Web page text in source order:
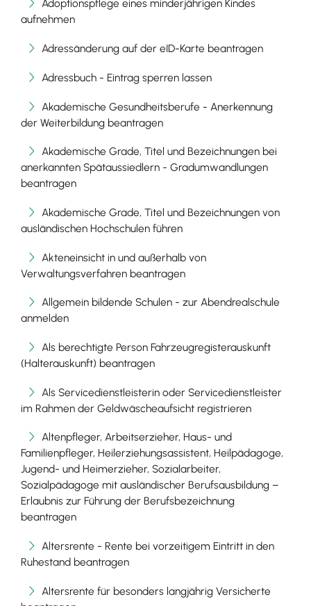
Adoptionspflege eines minderjährigen Kindes
aufnehmen
Adressänderung auf der eID-Karte beantragen
Adressbuch - Eintrag sperren lassen
Akademische Gesundheitsberufe - Anerkennung
der Weiterbildung beantragen
Akademische Grade, Titel und Bezeichnungen bei
anerkannten Spätaussiedlern - Gradumwandlungen
beantragen
Akademische Grade, Titel und Bezeichnungen von
ausländischen Hochschulen führen
Akteneinsicht in und außerhalb von
Verwaltungsverfahren beantragen
Allgemein bildende Schulen - zur Abendrealschule
anmelden
Als berechtigte Person Fahrzeugregisterauskunft
(Halterauskunft) beantragen
Als Servicedienstleisterin oder Servicedienstleister
im Rahmen der Geldwäscheaufsicht registrieren
Altenpfleger, Arbeitserzieher, Haus- und
Familienpfleger, Heilerziehungsassistent, Heilpädagoge,
Jugend- und Heimerzieher, Sozialarbeiter,
Sozialpädagoge mit ausländischer Berufsausbildung –
Erlaubnis zur Führung der Berufsbezeichnung
beantragen
Altersrente - Rente bei vorzeitigem Eintritt in den
Ruhestand beantragen
Altersrente für besonders langjährig Versicherte